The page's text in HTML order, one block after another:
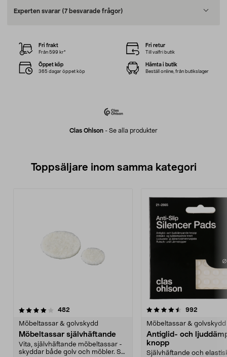
Experten svarar (7 besvarade frågor)
Clas Ohlson - Se alla produkter
Fri frakt
Från 599 kr*
Fri retur
Till valfri butik
Öppet köp
365 dagar öppet köp
Hämta i butik
Beställ online, från butikslager
Toppsäljare inom samma kategori
482
Möbeltassar & golvskydd
Möbeltassar självhäftande
Vita, självhäftande möbeltassar -
skyddar både golv och möbler. Set
4.5 av 5 stjärnor 992
Möbeltassar & golvskydd
Antiglid- och
knopp
Självhäftande och
4.5 av 5 stjärnor